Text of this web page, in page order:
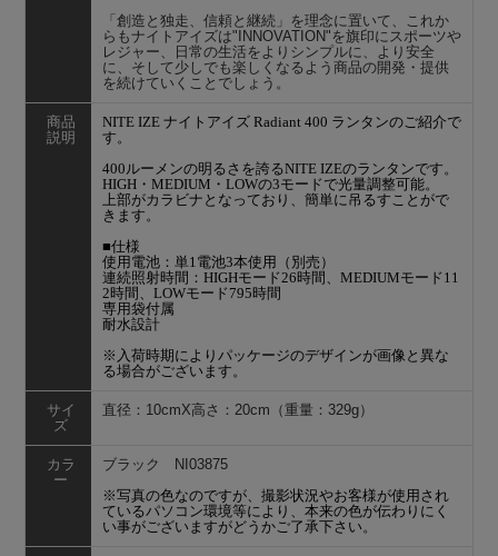
「創造と独走、信頼と継続」を理念に置いて、これか
らもナイトアイズは"INNOVATION"を旗印にスポーツや
レジャー、日常の生活をよりシンプルに、より安全
に、そして少しでも楽しくなるよう商品の開発・提供
を続けていくことでしょう。
商品
説明
NITE IZE ナイトアイズ Radiant 400 ランタンのご紹介で
す。
400ルーメンの明るさを誇るNITE IZEのランタンです。
HIGH・MEDIUM・LOWの3モードで光量調整可能。
上部がカラビナとなっており、簡単に吊るすことがで
きます。
■仕様
使用電池：単1電池3本使用（別売）
連続照射時間：HIGHモード26時間、MEDIUMモード11
2時間、LOWモード795時間
専用袋付属
耐水設計
※入荷時期によりパッケージのデザインが画像と異な
る場合がございます。
サイ
ズ
直径：10cmX高さ：20cm（重量：329g）
カラ
ー
ブラック NI03875
※写真の色なのですが、撮影状況やお客様が使用され
ているパソコン環境等により、本来の色が伝わりにく
い事がございますがどうかご了承下さい。